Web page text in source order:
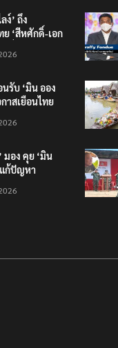
ง์’ ถึง
ย ‘สีหศักดิ์-เอก
รับ ‘มิน ออง
กาสเยือนไทย
มอง คุย ‘มิน
แก้ปัญหา
เหตุคุมกอง